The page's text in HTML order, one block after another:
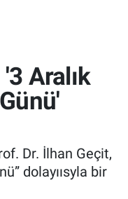
Aralık
Dr. İlhan Geçit,
dolayıısyla bir